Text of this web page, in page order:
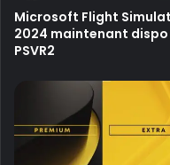
Microsoft Flight
2024 maintenant dispo
PSVR2